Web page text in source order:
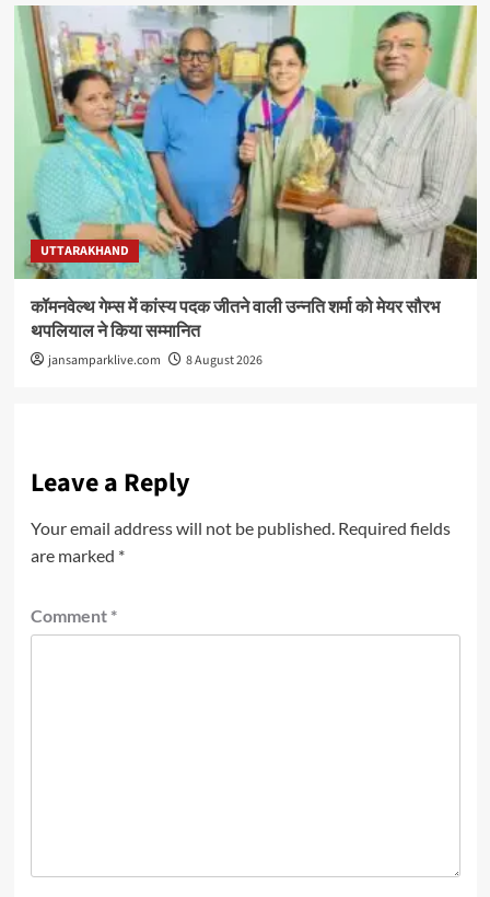
UTTARAKHAND
कॉमनवेल्थ गेम्स में कांस्य पदक जीतने वाली उन्नति शर्मा को मेयर सौरभ
थपलियाल ने किया सम्मानित
jansamparklive.com 8 August 2026
Leave a Reply
Your email address will not be published. Required fields
are marked *
Comment *